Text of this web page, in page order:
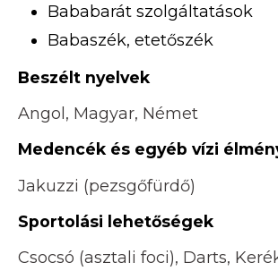
Bababarát szolgáltatások
Babaszék, etetőszék
Beszélt nyelvek
Angol, Magyar, Német
Medencék és egyéb vízi
Jakuzzi (pezsgőfürdő)
Sportolási lehetőségek
Csocsó (asztali foci), Darts,